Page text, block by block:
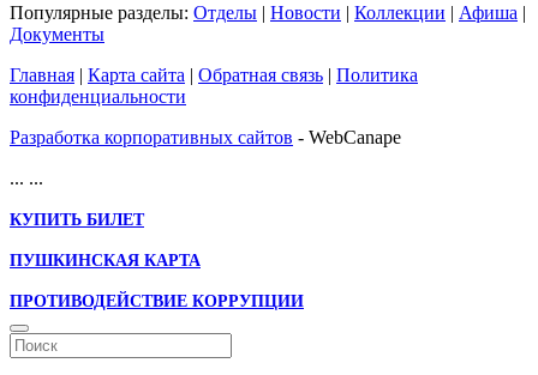
Популярные разделы: Отделы | Новости | Коллекции | Афиша |
Документы
Главная | Карта сайта | Обратная связь | Политика
конфиденциальности
Разработка корпоративных сайтов - WebCanape
... ...
КУПИТЬ БИЛЕТ
ПУШКИНСКАЯ КАРТА
ПРОТИВОДЕЙСТВИЕ КОРРУПЦИИ